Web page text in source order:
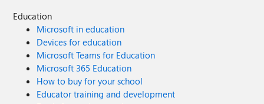
Education
Microsoft in education
Devices for education
Microsoft Teams for Education
Microsoft 365 Education
How to buy for your school
Educator training and development